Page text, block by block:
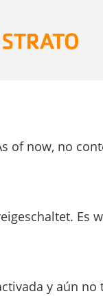
of now, no
Es
y aún